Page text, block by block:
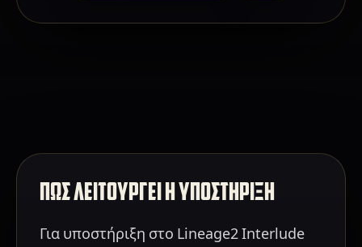
ΠΩΣ ΛΕΙΤΟΥΡΓΕΙ Η ΥΠΟΣΤΗΡΙΞΗ
Για υποστήριξη στο Lineage2 Interlude